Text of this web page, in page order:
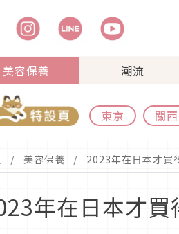
美容保養 潮流
東京 關
美容保養 2023年在日本才買
年在日本才